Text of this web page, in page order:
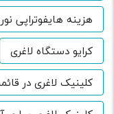
هزینه هایفوتراپی نور
کرایو دستگاه لاغری
کلینیک لاغری در